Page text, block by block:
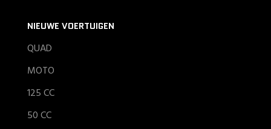
NIEUWE VOERTUIGEN
QUAD
MOTO
125 CC
50 CC